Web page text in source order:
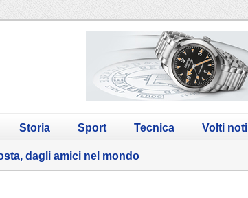
Storia Sport Tecnica Volti noti
dagli amici nel mondo